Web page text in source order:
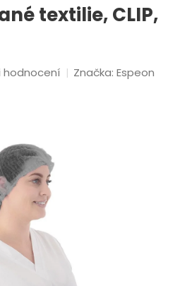
textilie, CLIP,
hodnocení Značka:Espeon